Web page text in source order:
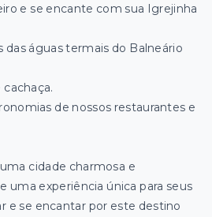
e se encante com sua Igrejinha
águas termais do Balneário
de nossos restaurantes e
cidade charmosa e
uma experiência única para seus
e se encantar por este destino